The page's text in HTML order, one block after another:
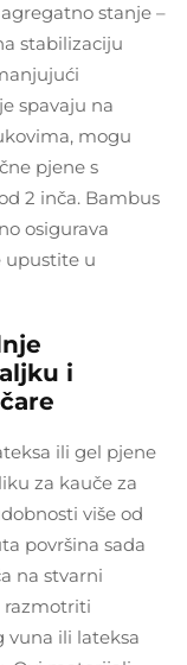
stanje –
stabilizaciju
spavaju na
mogu
pjenе s
2 inča. Bambus
osigurava
upustite u
i
ili gel pjene
za kauče za
više od
površina sada
na stvarni
razmotriti
vuna ili lateksa